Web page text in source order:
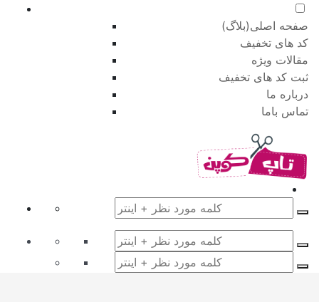
صفحه اصلی(بلاگ)
کد های تخفیف
مقالات ویژه
ثبت کد های تخفیف
درباره ما
تماس باما